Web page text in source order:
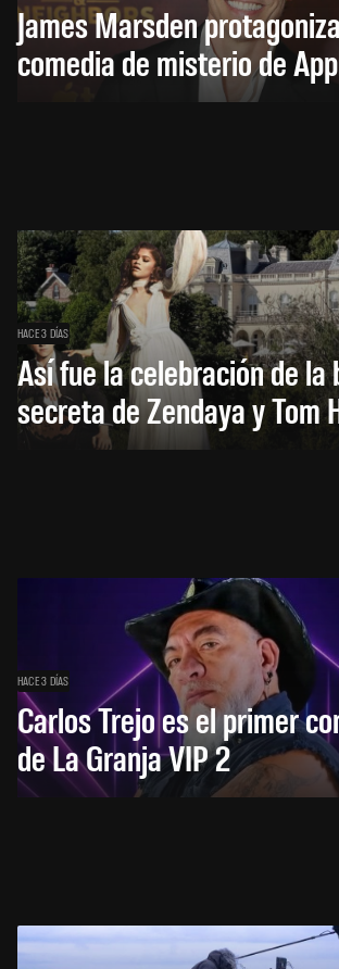
James Marsden
comedia de misterio de
HACE 3 DÍAS
Así fue la celebración de la
secreta de Zendaya y Tom
HACE 3 DÍAS
Carlos Trejo es el primer
de La Granja VIP 2